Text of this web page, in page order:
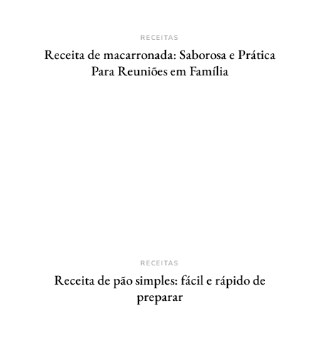
RECEITAS
Receita de macarronada: Saborosa e Prática
Para Reuniões em Família
RECEITAS
Receita de pão simples: fácil e rápido de
preparar